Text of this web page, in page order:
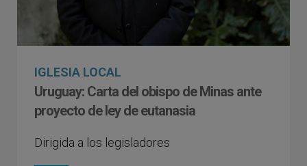
IGLESIA LOCAL
Uruguay: Carta del obispo de Minas ante
proyecto de ley de eutanasia
Dirigida a los legisladores